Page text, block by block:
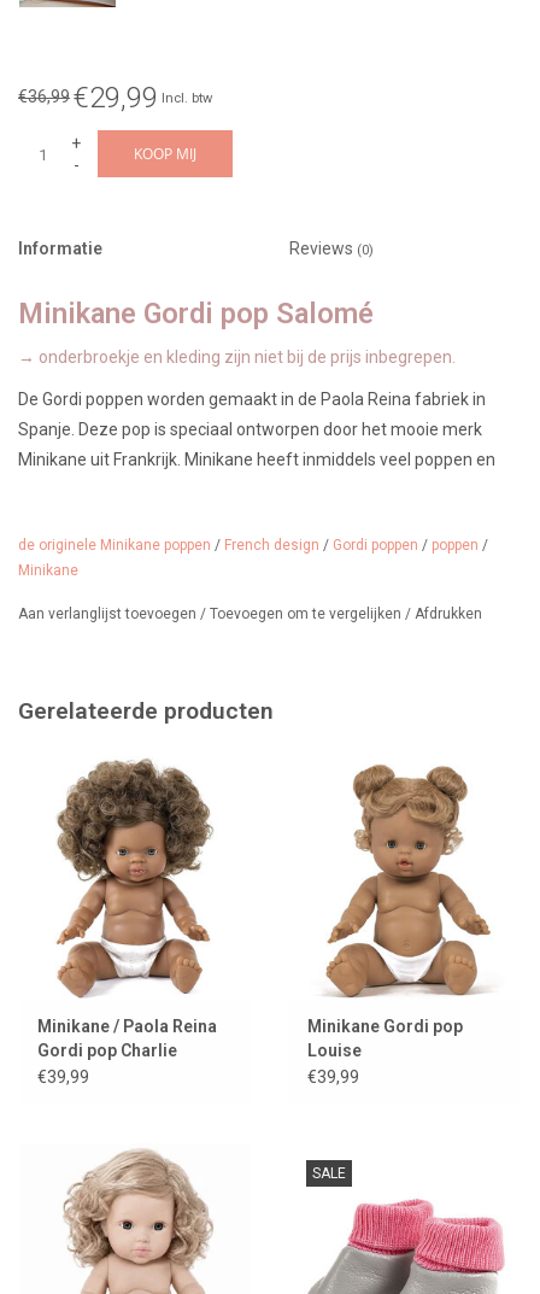
€36,99€29,99 Incl. btw
+
-
KOOP MIJ
Informatie Reviews (0)
Minikane Gordi pop Salomé
→ onderbroekje en kleding zijn niet bij de prijs inbegrepen.
De Gordi poppen worden gemaakt in de Paola Reina fabriek in
Spanje. Deze pop is speciaal ontworpen door het mooie merk
Minikane uit Frankrijk. Minikane heeft inmiddels veel poppen en
Origineel Minikane kenmerk in de nek
Echte Minikane-poppen zijn te herkennen aan het ingedrukte
samenwerking met de Spaanse poppenfabrikant Paola Reina
herkenbare design waarvoor Minikane bekend staat.
de originele Minikane poppen / French design / Gordi poppen / poppen /
Minikane
Aan verlanglijst toevoegen / Toevoegen om te vergelijken / Afdrukken
Gerelateerde producten
Minikane / Paola Reina
Gordi pop Charlie
€39,99
Minikane Gordi pop
Louise
€39,99
SALE